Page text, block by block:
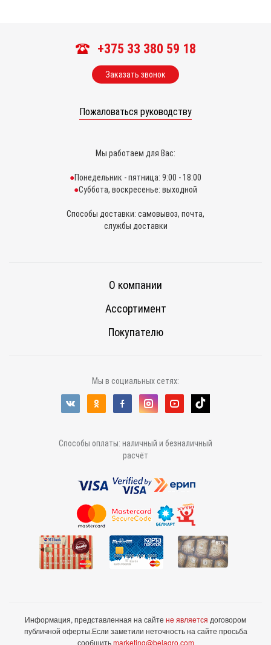
+375 33 380 59 18
Заказать звонок
Пожаловаться руководству
Мы работаем для Вас:
Понедельник - пятница: 9:00 - 18:00
Суббота, воскресенье: выходной
Способы доставки: самовывоз, почта,
службы доставки
О компании
Ассортимент
Покупателю
Мы в социальных сетях:
Способы оплаты: наличный и безналичный
расчёт
Информация, представленная на сайте не является договором
публичной оферты.Если заметили неточность на сайте просьба
сообщитьmarketing@belagro.com